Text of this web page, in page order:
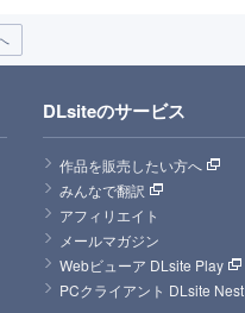
DLsiteのサービス
作品を販売したい方へ
みんなで翻訳
アフィリエイト
メールマガジン
Webビューア DLsite Play
PCクライアント DLsite Nest